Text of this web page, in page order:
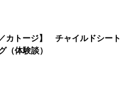
カトージ】 チャイルドシート
（体験談）